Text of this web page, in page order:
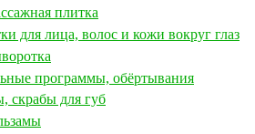
плитка
для лица, волос и кожи вокруг глаз
программы, обёртывания
скрабы для губ